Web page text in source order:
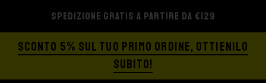
SPEDIZIONE GRATIS A PARTIRE DA €129
SCONTO 5% SUL TUO PRIMO ORDINE, OTTIENILO
SUBITO!